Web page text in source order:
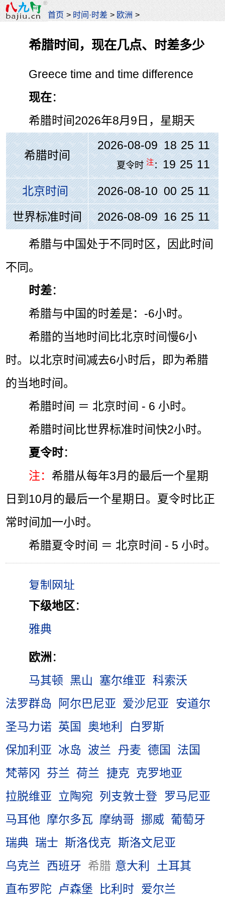
首页 > 时间·时差 > 欧洲 >
希腊时间，现在几点、时差多少
Greece time and time difference
现在：
希腊时间2026年8月9日，星期天
希腊时间
2026-08-09 18: 25: 12
夏令时 注： 19 25 12
北京时间 2026-08-10 00: 25: 12
世界标准时间
2026-08-09 16: 25: 12
希腊与中国处于不同时区，因此时间
不同。
时差：
希腊与中国的时差是：-6小时。
希腊的当地时间比北京时间慢6小
时。以北京时间减去6小时后，即为希腊
的当地时间。
希腊时间 ＝ 北京时间 - 6 小时。
希腊时间比世界标准时间快2小时。
夏令时：
注： 希腊从每年3月的最后一个星期
日到10月的最后一个星期日。夏令时比正
常时间加一小时。
希腊夏令时间 ＝ 北京时间 - 5 小时。
下级地区：
雅典
欧洲 ：
马其顿 黑山 塞尔维亚 科索沃
法罗群岛
阿尔巴尼亚 爱沙尼亚
安道尔
圣马力诺 英国 奥地利
白罗斯
保加利亚 冰岛 波兰 丹麦 德国
法国
梵蒂冈
芬兰 荷兰 捷克 克罗地亚
拉脱维亚
立陶宛 列支敦士登
罗马尼亚
马耳他 摩尔多瓦 摩纳哥 挪威 葡萄牙
瑞典 瑞士 斯洛伐克 斯洛文尼亚
乌克兰
西班牙 希腊 意大利
土耳其
直布罗陀
卢森堡 比利时 爱尔兰